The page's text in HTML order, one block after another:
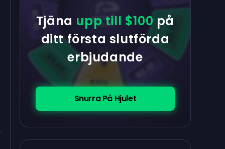
Tjäna upp till $100 på
ditt första slutförda
erbjudande
Snurra På Hjulet
$100
$5.00
$0.10 $5.00